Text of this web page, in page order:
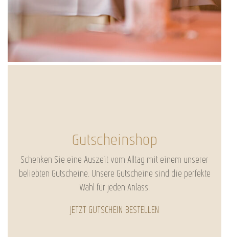
Gutscheinshop
Schenken Sie eine Auszeit vom Alltag mit einem unserer
beliebten Gutscheine. Unsere Gutscheine sind die perfekte
Wahl für jeden Anlass.
JETZT GUTSCHEIN BESTELLEN